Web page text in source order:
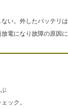
い。外したバッテリ
電になり故障の原因
ック。